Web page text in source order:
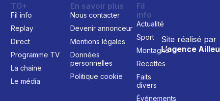
Site réalisé par
L’agence
TG+
Fil info
Replay
Direct
Programme TV
La chaine
Le média
En savoir plus
Nous contacter
Devenir annonceur
Mentions légales
Données
personnelles
Politique cookie
Fil
info
Actualité
Sport
Montagne
Recettes
Faits
divers
Événements